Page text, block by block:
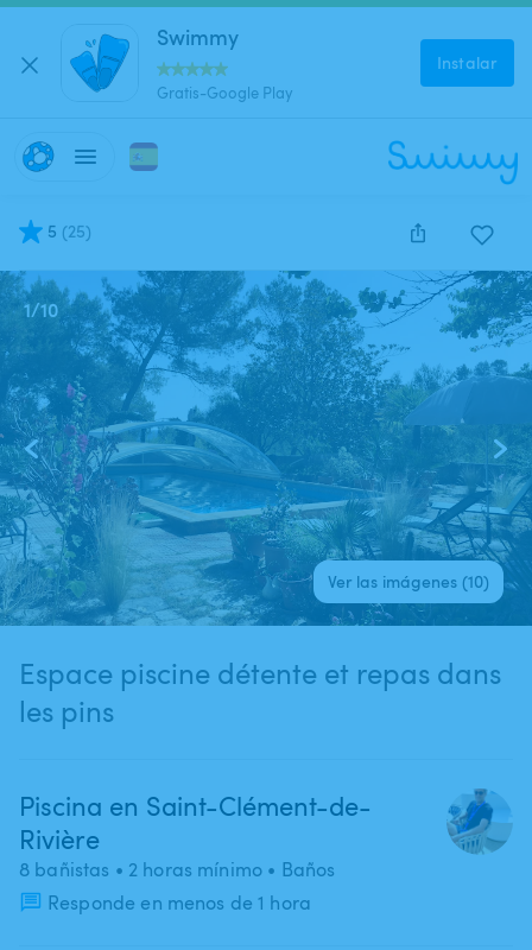
Swimmy
Gratis-Google Play
Instalar
5 (25)
1/10
Ver las imágenes (10)
Espace piscine détente et repas dans
les pins
Piscina en Saint-Clément-de-
Rivière
8 bañistas • 2 horas mínimo • Baños
Responde en menos de 1 hora